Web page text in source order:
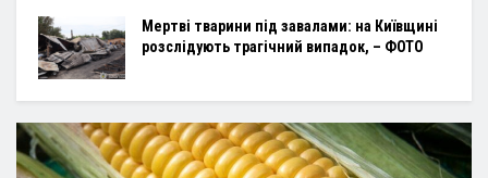
Мертві тварини під завалами: на Київщині
розслідують трагічний випадок, – ФОТО